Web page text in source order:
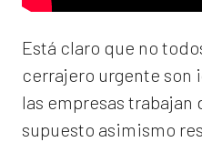
Está claro que no
cerrajero urgente son
las empresas trabajan
supuesto asimismo